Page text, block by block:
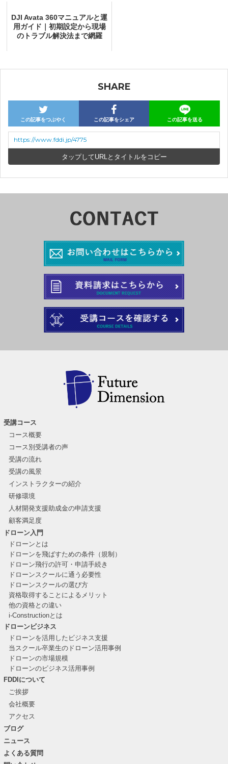
DJI Avata 360マニュアルと運
用ガイド｜初期設定から現場
のトラブル解決法まで網羅
SHARE
この記事をつぶやく この記事をシェア この記事を送る
https://www.fddi.jp/4775
URLとタイトルをコピー
受講コース
コース概要
コース別受講者の声
受講の流れ
受講の風景
インストラクターの紹介
研修環境
人材開発支援助成金の申請支援
顧客満足度
ドローン入門
ドローンとは
ドローンを飛ばすための条件（規制）
ドローン飛行の許可・申請手続き
ドローンスクールに通う必要性
ドローンスクールの選び方
資格取得することによるメリット
他の資格との違い
i-Constructionとは
ドローンビジネス
ドローンを活用したビジネス支援
当スクール卒業生のドローン活用事例
ドローンの市場規模
ドローンのビジネス活用事例
FDDIについて
ご挨拶
会社概要
アクセス
ブログ
ニュース
よくある質問